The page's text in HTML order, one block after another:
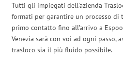
Tutti gli impiegati dell’azienda
formati per garantire un processo di
primo contatto fino all’arrivo a
Venezia sarà con voi ad ogni passo,
trasloco sia il più fluido possibile.